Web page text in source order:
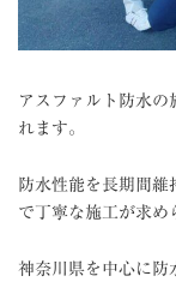
アスファルト防水の
れます。
防水性能を長期間
で丁寧な施工が求め
神奈川県を中心に防